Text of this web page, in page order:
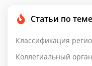
Статьи по теме
Классификация
Коллегиальный